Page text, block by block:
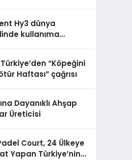
Hy3 dünya
kullanıma
“Köpeğini
Haftası” çağrısı
Dayanıklı Ahşap
Üreticisi
Court, 24 Ülkeye
Yapan Türkiye’nin